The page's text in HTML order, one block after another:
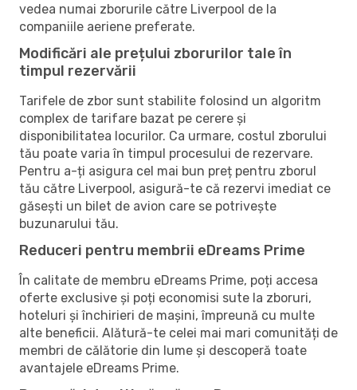
vedea numai zborurile către Liverpool de la
companiile aeriene preferate.
Modificări ale prețului zborurilor tale în
timpul rezervării
Tarifele de zbor sunt stabilite folosind un algoritm
complex de tarifare bazat pe cerere și
disponibilitatea locurilor. Ca urmare, costul zborului
tău poate varia în timpul procesului de rezervare.
Pentru a-ți asigura cel mai bun preț pentru zborul
tău către Liverpool, asigură-te că rezervi imediat ce
găsești un bilet de avion care se potrivește
buzunarului tău.
Reduceri pentru membrii eDreams Prime
În calitate de membru eDreams Prime, poți accesa
oferte exclusive și poți economisi sute la zboruri,
hoteluri și închirieri de mașini, împreună cu multe
alte beneficii. Alătură-te celei mai mari comunități de
membri de călătorie din lume și descoperă toate
avantajele eDreams Prime.